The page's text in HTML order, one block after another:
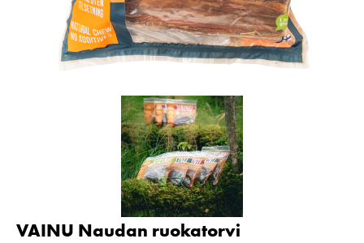
VAINU Naudan ruokatorvi